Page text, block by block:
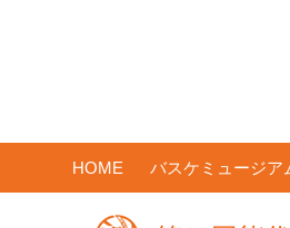
HOME バスケミュージア